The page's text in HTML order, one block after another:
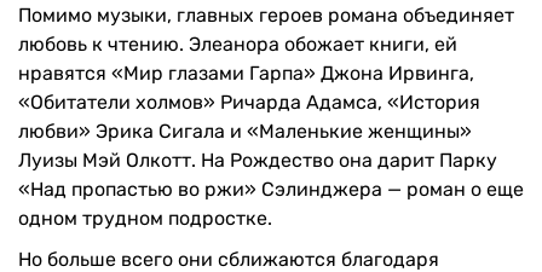
Помимо музыки, главных героев романа объединяет
любовь к чтению. Элеанора обожает книги, ей
нравятся «Мир глазами Гарпа» Джона Ирвинга,
«Обитатели холмов» Ричарда Адамса, «История
любви» Эрика Сигала и «Маленькие женщины»
Луизы Мэй Олкотт. На Рождество она дарит Парку
«Над пропастью во ржи» Сэлинджера — роман о еще
одном трудном подростке.
Но больше всего они сближаются благодаря